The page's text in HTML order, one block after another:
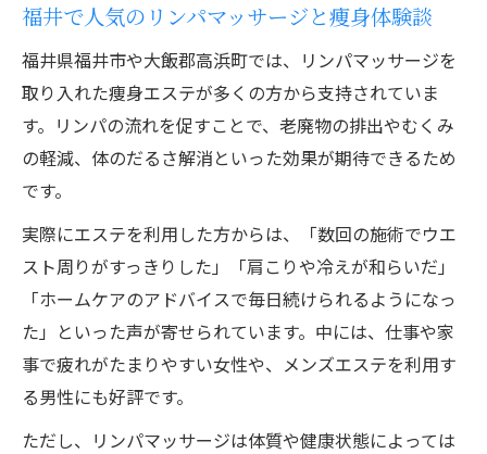
福井で人気のリンパマッサージと痩身体験談
福井県福井市や大飯郡高浜町では、リンパマッサージを
取り入れた痩身エステが多くの方から支持されていま
す。リンパの流れを促すことで、老廃物の排出やむくみ
の軽減、体のだるさ解消といった効果が期待できるため
です。
実際にエステを利用した方からは、「数回の施術でウエ
スト周りがすっきりした」「肩こりや冷えが和らいだ」
「ホームケアのアドバイスで毎日続けられるようになっ
た」といった声が寄せられています。中には、仕事や家
事で疲れがたまりやすい女性や、メンズエステを利用す
る男性にも好評です。
ただし、リンパマッサージは体質や健康状態によっては